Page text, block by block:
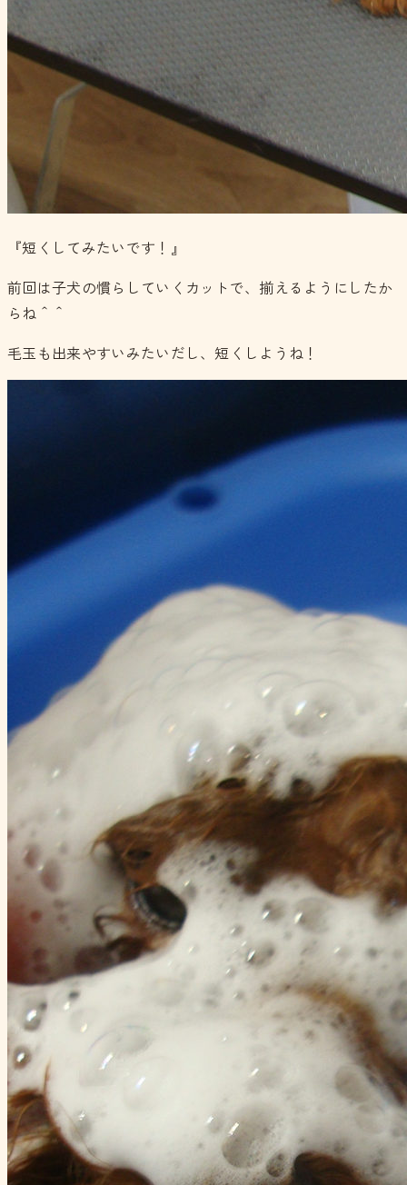
『短くしてみたいです！』
前回は子犬の慣らしていくカットで、揃えるようにしたか
らね＾＾
毛玉も出来やすいみたいだし、短くしようね！